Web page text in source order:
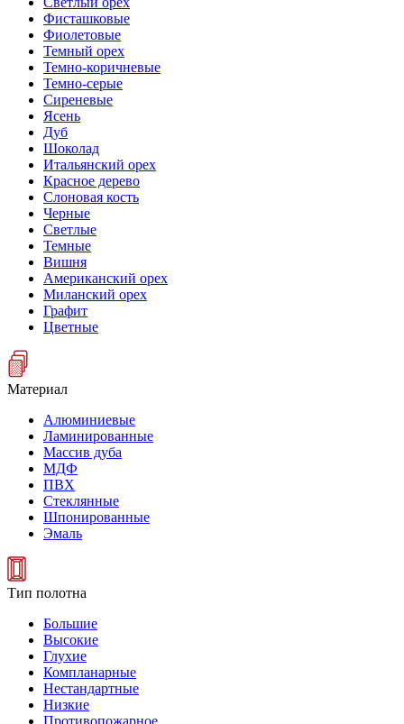
Фисташковые
Фиолетовые
Темный орех
Темно-коричневые
Темно-серые
Сиреневые
Ясень
Дуб
Шоколад
Итальянский орех
Красное дерево
Слоновая кость
Черные
Светлые
Темные
Вишня
Американский орех
Миланский орех
Графит
Цветные
Материал
Алюминиевые
Ламинированные
Массив дуба
МДФ
ПВХ
Стеклянные
Шпонированные
Эмаль
Тип полотна
Большие
Высокие
Глухие
Компланарные
Нестандартные
Низкие
Противопожарное